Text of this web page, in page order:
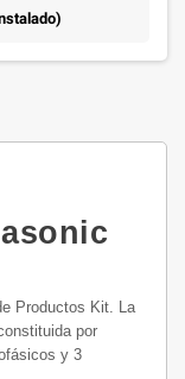
Productos Kit. La
por
y 3